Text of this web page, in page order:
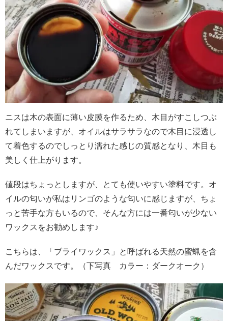
ニスは木の表面に薄い皮膜を作るため、木目がすこしつぶ
れてしまいますが、オイルはサラサラなので木目に浸透し
て着色するのでしっとり濡れた感じの質感となり、木目も
美しく仕上がります。
値段はちょっとしますが、とても使いやすい塗料です。オ
イルの匂いが私はリンゴのような匂いに感じますが、ちょ
っと苦手な方もいるので、そんな方には一番匂いが少ない
ワックスをお勧めします♪
こちらは、「ブライワックス」と呼ばれる天然の蜜蝋を含
んだワックスです。（下写真 カラー：ダークオーク）